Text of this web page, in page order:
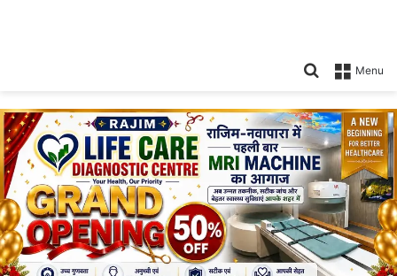
Menu
Search